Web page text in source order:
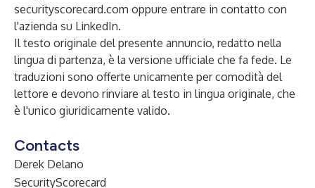
securityscorecard.com oppure entrare in contatto con
l'azienda su LinkedIn.
Il testo originale del presente annuncio, redatto nella
lingua di partenza, è la versione ufficiale che fa fede. Le
traduzioni sono offerte unicamente per comodità del
lettore e devono rinviare al testo in lingua originale, che
è l'unico giuridicamente valido.
Contacts
Derek Delano
SecurityScorecard